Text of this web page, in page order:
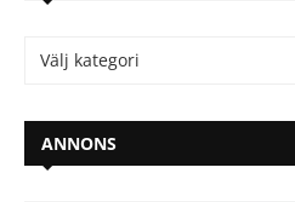
ANNONS